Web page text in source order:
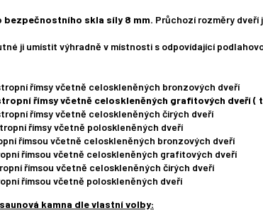
skla síly 8 mm. Průchozí rozměry dveří
ji umístit výhradně v místnosti s odpovídající
římsy včetně celoskleněných bronzových dveří
římsy včetně celoskleněných grafitových dveří (
římsy včetně celoskleněných čirých dveří
římsy včetně poloskleněných dveří
římsou včetně celoskleněných bronzových dveří
římsou včetně celoskleněných grafitových dveří
římsou včetně celoskleněných čirých dveří
římsou včetně poloskleněných dveří
kamna dle vlastní volby: